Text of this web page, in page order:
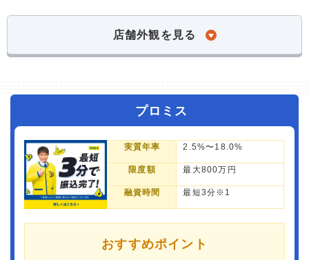
店舗外観を見る
プロミス
実質年率 2.5%〜18.0%
限度額 最大800万円
融資時間 最短3分※1
おすすめポイント